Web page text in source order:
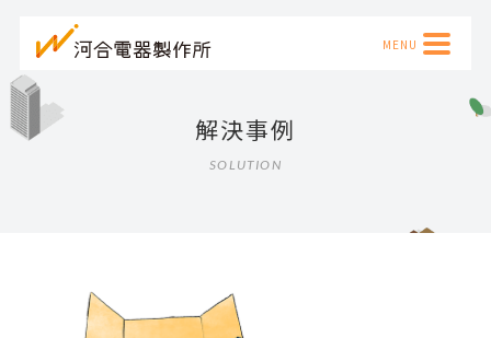
解決事例
SOLUTION